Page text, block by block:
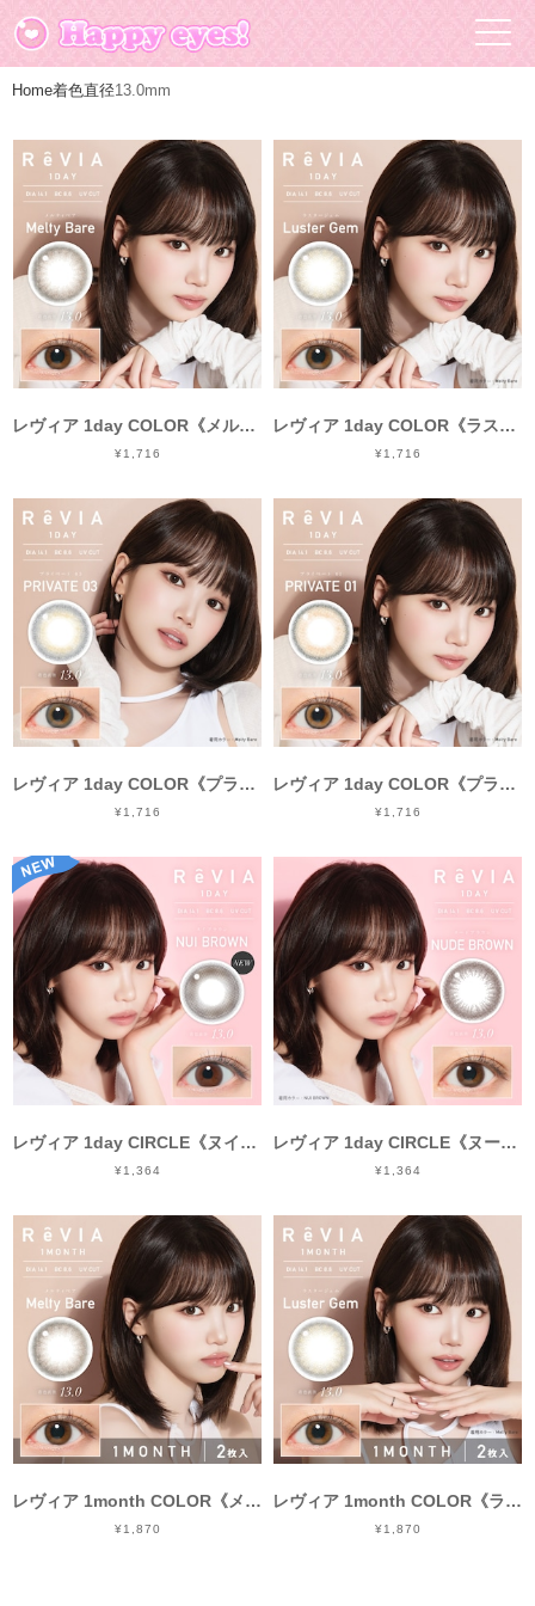
Home着色直径13.0mm
レヴィア 1day COLOR《メルティベア》/ Revia 1day color《Melty Bare》[10枚入り]
¥1,716
レヴィア 1day COLOR《ラスタージェム》/ Revia 1day color《Luster Gem》[10枚入り]
¥1,716
レヴィア 1day COLOR《プライベート03》/ Revia 1day color《PRIVATE03》[10枚入り]
¥1,716
レヴィア 1day COLOR《プライベート01》/ Revia 1day color《PRIVATE01》[10枚入り]
¥1,716
レヴィア 1day CIRCLE《ヌイブラウン》/ Revia 1day circle《NUI BROWN》[10枚入り]
¥1,364
レヴィア 1day CIRCLE《ヌードブラウン》/ Revia 1day circle《NUDE BROWN》[10枚入り]
¥1,364
レヴィア 1month COLOR《メルティベア》/ Revia 1month color《Melty Bare》[2枚入り]
¥1,870
レヴィア 1month COLOR《ラスタージェム》/ Revia 1month color《Luster Gem》[2枚入り]
¥1,870